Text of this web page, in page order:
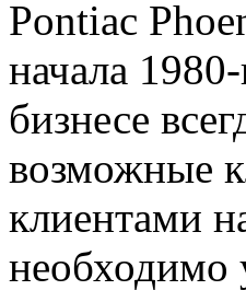
Pontiac
начала
бизнесе
возможные
клиентами
необходимо